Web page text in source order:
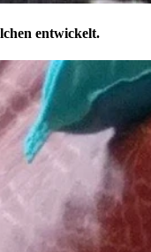
entwickelt.